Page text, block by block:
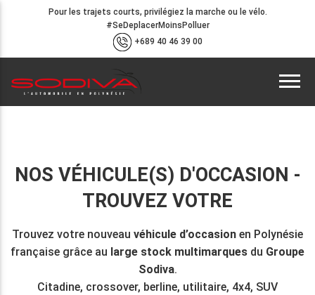
Pour les trajets courts, privilégiez la marche ou le vélo.
#SeDeplacerMoinsPolluer
+689 40 46 39 00
NOS VÉHICULE(S) D'OCCASION -
TROUVEZ VOTRE
Trouvez votre nouveau véhicule d’occasion en Polynésie
française grâce au large stock multimarques du Groupe
Sodiva.
Citadine, crossover, berline, utilitaire, 4x4, SUV